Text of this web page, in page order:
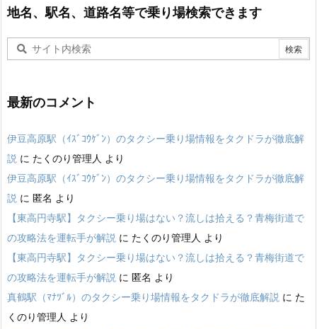
地名、駅名、道路名等で乗り場検索できます
最新のコメント
伊豆高原駅（ｲｽﾞｺｳｹﾞﾝ）のタクシー乗り場情報をタクドラが徹底解
説 に たくのり管理人 より
伊豆高原駅（ｲｽﾞｺｳｹﾞﾝ）のタクシー乗り場情報をタクドラが徹底解
説 に 匿名 より
【東高円寺駅】タクシー乗り場はない？流しは拾える？青梅街道で
の攻略法を運転手が解説 に たくのり管理人 より
【東高円寺駅】タクシー乗り場はない？流しは拾える？青梅街道で
の攻略法を運転手が解説 に 匿名 より
真鶴駅（ﾏﾅﾂﾞﾙ）のタクシー乗り場情報をタクドラが徹底解説 に た
くのり管理人 より